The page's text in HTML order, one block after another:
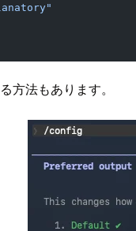
方法もあります。